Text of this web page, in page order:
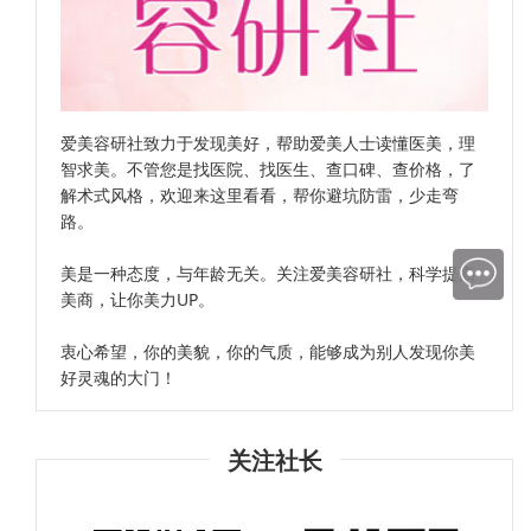
爱美容研社致力于发现美好，帮助爱美人士读懂医美，理
智求美。不管您是找医院、找医生、查口碑、查价格，了
解术式风格，欢迎来这里看看，帮你避坑防雷，少走弯
路。
美是一种态度，与年龄无关。关注爱美容研社，科学提高
美商，让你美力UP。
衷心希望，你的美貌，你的气质，能够成为别人发现你美
好灵魂的大门！
关注社长